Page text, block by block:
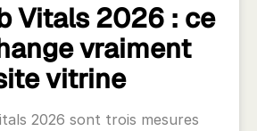
Vitals 2026 : ce
vraiment
vitrine
2026 sont trois mesures